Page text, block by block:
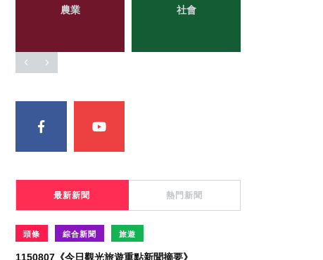
旅遊 健康
最新新聞 熱門新聞
頭條 綜合新聞 旅遊
1150807《今日觀光旅遊重點新聞摘要》